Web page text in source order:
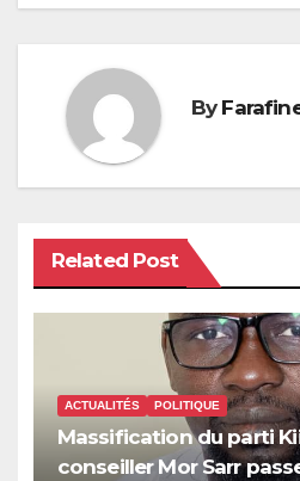
By
Related Post
ACTUALITÉS POLITIQUE
Massification du parti
conseiller Mor Sarr